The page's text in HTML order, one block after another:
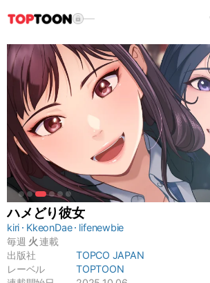
ハメどり彼女
kiri KkeonDae
lifenewbie
毎週 火連載
出版社
TOPCO JAPAN
レーベル
TOPTOON